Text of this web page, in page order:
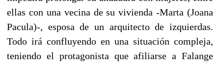
ellas con una vecina de su vivienda -Marta (Joana
Pacula)-, esposa de un arquitecto de izquierdas.
Todo irá confluyendo en una situación compleja,
teniendo el protagonista que afiliarse a Falange